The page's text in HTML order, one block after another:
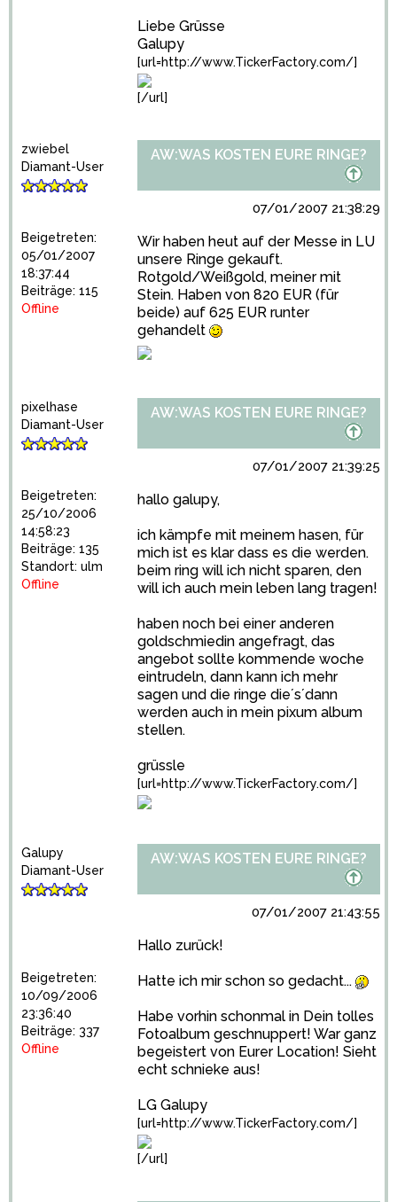
Liebe Grüsse
Galupy
[url=http://www.TickerFactory.com/]
[/url]
zwiebel
Diamant-User
Beigetreten:
05/01/2007
18:37:44
Beiträge: 115
Offline
AW:WAS KOSTEN EURE RINGE?
07/01/2007 21:38:29
Wir haben heut auf der Messe in LU
unsere Ringe gekauft.
Rotgold/Weißgold, meiner mit
Stein. Haben von 820 EUR (für
beide) auf 625 EUR runter
gehandelt
pixelhase
Diamant-User
Beigetreten:
25/10/2006
14:58:23
Beiträge: 135
Standort: ulm
Offline
AW:WAS KOSTEN EURE RINGE?
07/01/2007 21:39:25
hallo galupy,
ich kämpfe mit meinem hasen, für
mich ist es klar dass es die werden.
beim ring will ich nicht sparen, den
will ich auch mein leben lang tragen!
haben noch bei einer anderen
goldschmiedin angefragt, das
angebot sollte kommende woche
eintrudeln, dann kann ich mehr
sagen und die ringe die´s´dann
werden auch in mein pixum album
stellen.
grüssle
[url=http://www.TickerFactory.com/]
Galupy
Diamant-User
Beigetreten:
10/09/2006
23:36:40
Beiträge: 337
Offline
AW:WAS KOSTEN EURE RINGE?
07/01/2007 21:43:55
Hallo zurück!
Hatte ich mir schon so gedacht...
Habe vorhin schonmal in Dein tolles
Fotoalbum geschnuppert! War ganz
begeistert von Eurer Location! Sieht
echt schnieke aus!
LG Galupy
[url=http://www.TickerFactory.com/]
[/url]